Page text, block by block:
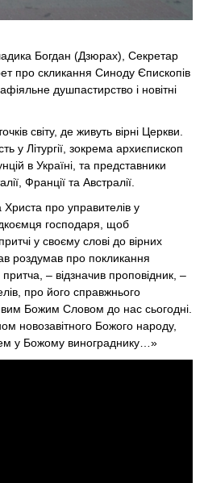
Богдан (Дзюрах), Секретар
про скликання Синоду Єпископів
душпастирство і новітні
світу, де живуть вірні Церкви.
у Літургії, зокрема архиєпископ
в Україні, та представники
Франції та Австралії.
Христа про управителів у
господаря, щоб
у своєму слові до вірних
роздумав про покликання
– відзначив проповідник, –
про його справжнього
Божим Словом до нас сьогодні.
новозавітного Божого народу,
у Божому винограднику…»